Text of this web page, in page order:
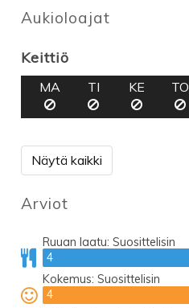
Aukioloajat
Keittiö
MA TI KE TO
Näytä kaikki
Arviot
Ruuan laatu:Suosittelisin
4
4
Kokemus:Suosittelisin
4
4